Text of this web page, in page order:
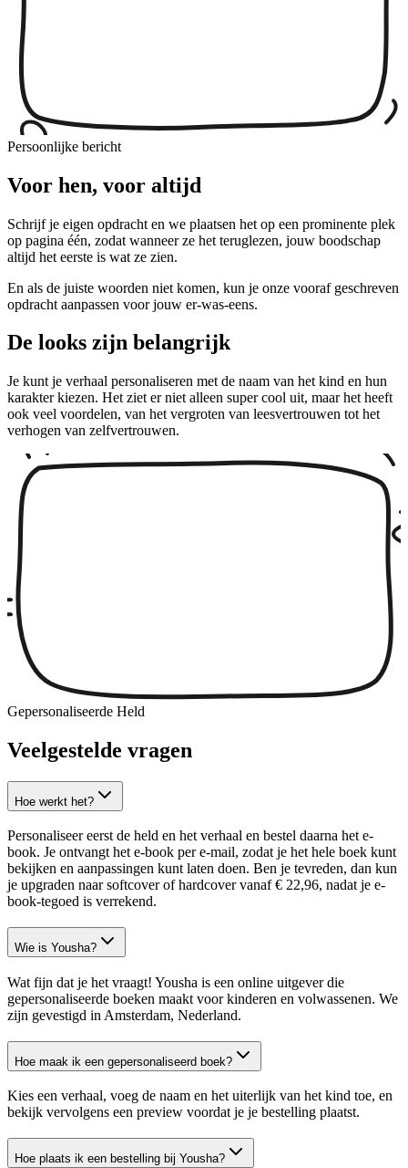
Persoonlijke bericht
Voor hen, voor altijd
Schrijf je eigen opdracht en we plaatsen het op een prominente plek
op pagina één, zodat wanneer ze het teruglezen, jouw boodschap
altijd het eerste is wat ze zien.
En als de juiste woorden niet komen, kun je onze vooraf geschreven
opdracht aanpassen voor jouw er-was-eens.
De looks zijn belangrijk
Je kunt je verhaal personaliseren met de naam van het kind en hun
karakter kiezen. Het ziet er niet alleen super cool uit, maar het heeft
ook veel voordelen, van het vergroten van leesvertrouwen tot het
verhogen van zelfvertrouwen.
Gepersonaliseerde Held
Veelgestelde vragen
Hoe werkt het?
Personaliseer eerst de held en het verhaal en bestel daarna het e-
book. Je ontvangt het e-book per e-mail, zodat je het hele boek kunt
bekijken en aanpassingen kunt laten doen. Ben je tevreden, dan kun
je upgraden naar softcover of hardcover vanaf € 22,96, nadat je e-
book-tegoed is verrekend.
Wie is Yousha?
Wat fijn dat je het vraagt! Yousha is een online uitgever die
gepersonaliseerde boeken maakt voor kinderen en volwassenen. We
zijn gevestigd in Amsterdam, Nederland.
Hoe maak ik een gepersonaliseerd boek?
Kies een verhaal, voeg de naam en het uiterlijk van het kind toe, en
bekijk vervolgens een preview voordat je je bestelling plaatst.
Hoe plaats ik een bestelling bij Yousha?